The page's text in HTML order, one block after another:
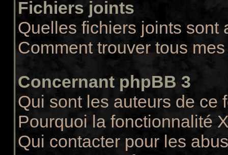
Fichiers joints
Quelles fichiers joints sont
Comment trouver tous
Concernant phpBB 3
Qui sont les auteurs de ce
Pourquoi la fonctionnalité
Qui contacter pour les